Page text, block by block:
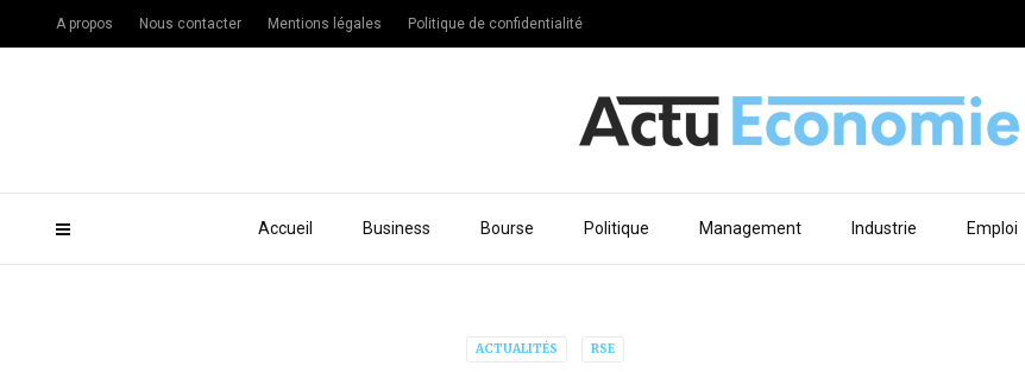
Accueil Business Bourse Politique Management Industrie Emploi
A propos Nous contacter Mentions légales Politique de confidentialité
ACTUALITÉS RSE